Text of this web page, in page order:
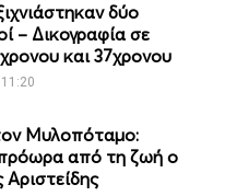
δύο
– Δικογραφία σε
και 37χρονου
Μυλοπόταμο:
από τη ζωή ο